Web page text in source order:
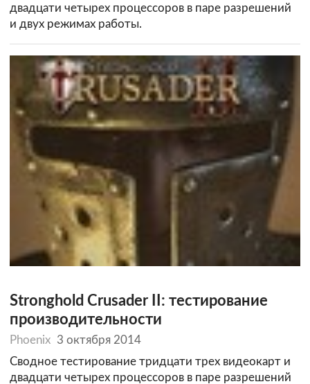
двадцати четырех процессоров в паре разрешений
и двух режимах работы.
Stronghold Crusader II: тестирование
производительности
Phoenix 3 октября 2014
Сводное тестирование тридцати трех видеокарт и
двадцати четырех процессоров в паре разрешений